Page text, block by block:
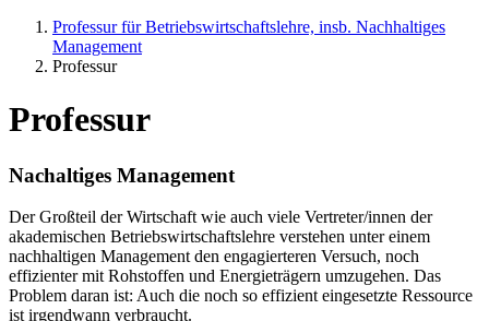
Professur für Betriebswirtschaftslehre, insb. Nachhaltiges
Management
Professur
Professur
Nachaltiges Management
Der Großteil der Wirtschaft wie auch viele Vertreter/innen der
akademischen Betriebswirtschaftslehre verstehen unter einem
nachhaltigen Management den engagierteren Versuch, noch
effizienter mit Rohstoffen und Energieträgern umzugehen. Das
Problem daran ist: Auch die noch so effizient eingesetzte Ressource
ist irgendwann verbraucht.